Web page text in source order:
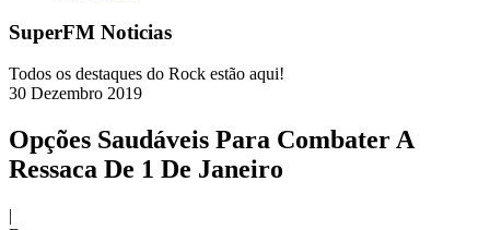
SuperFM Noticias
Todos os destaques do Rock estão aqui!
30 Dezembro 2019
Opções Saudáveis Para Combater A
Ressaca De 1 De Janeiro
|